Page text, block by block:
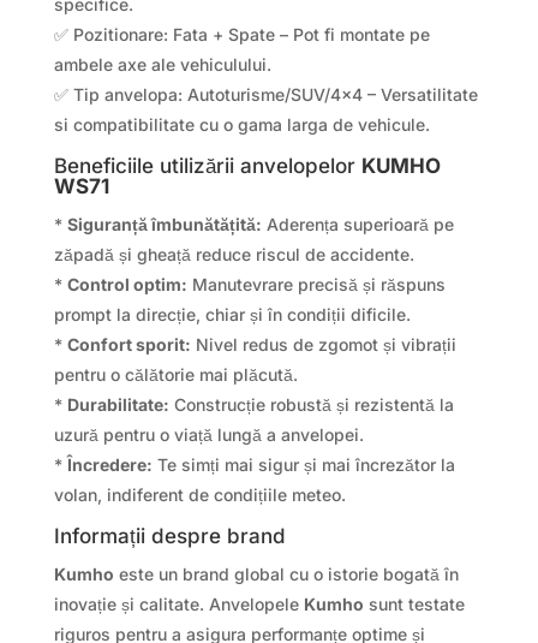
specifice.
✅ Pozitionare: Fata + Spate – Pot fi montate pe
ambele axe ale vehiculului.
✅ Tip anvelopa: Autoturisme/SUV/4×4 – Versatilitate
si compatibilitate cu o gama larga de vehicule.
Beneficiile utilizării anvelopelor KUMHO
WS71
* Siguranță îmbunătățită: Aderența superioară pe
zăpadă și gheață reduce riscul de accidente.
* Control optim: Manutevrare precisă și răspuns
prompt la direcție, chiar și în condiții dificile.
* Confort sporit: Nivel redus de zgomot și vibrații
pentru o călătorie mai plăcută.
* Durabilitate: Construcție robustă și rezistentă la
uzură pentru o viață lungă a anvelopei.
*Încredere: Te simți mai sigur și mai încrezător la
volan, indiferent de condițiile meteo.
Informații despre brand
Kumho este un brand global cu o istorie bogată în
inovație și calitate. Anvelopele Kumho sunt testate
riguros pentru a asigura performanțe optime și